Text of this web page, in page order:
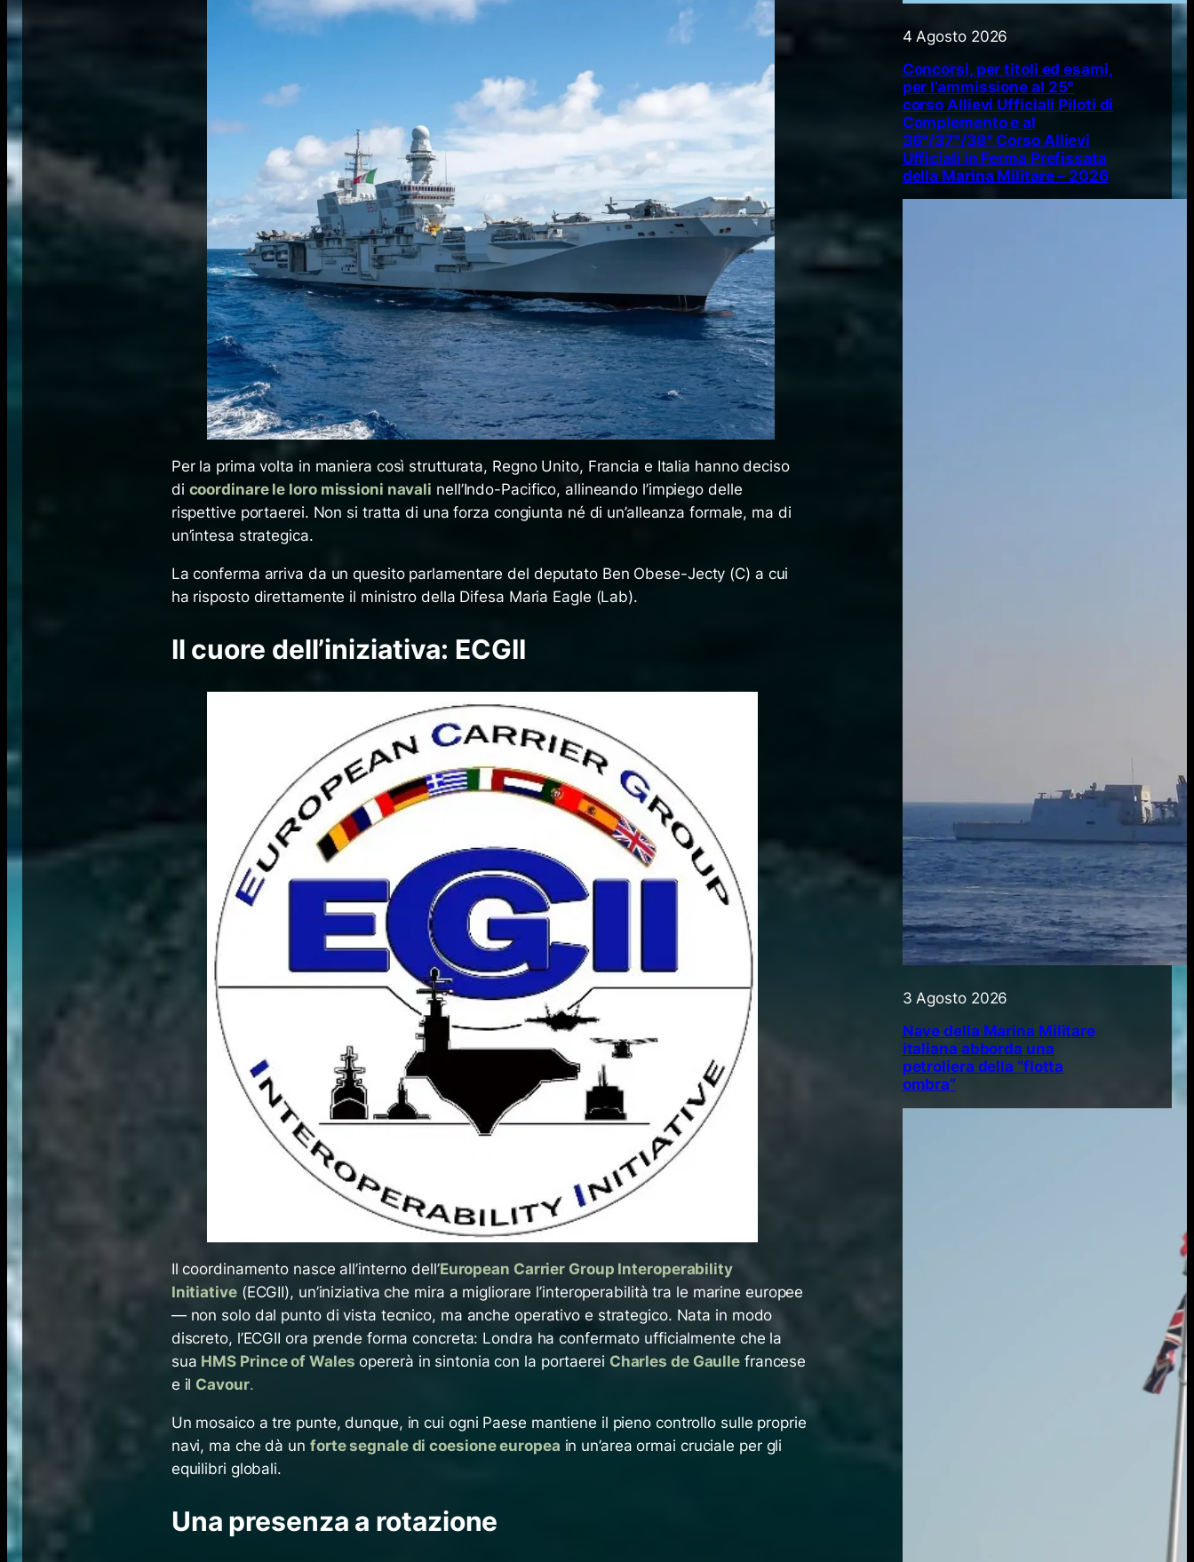
Per la prima volta in maniera così strutturata, Regno Unito, Francia e Italia hanno deciso
di coordinare le loro missioni navali nell’Indo-Pacifico, allineando l’impiego delle
rispettive portaerei. Non si tratta di una forza congiunta né di un’alleanza formale, ma di
un’intesa strategica.
La conferma arriva da un quesito parlamentare del deputato Ben Obese-Jecty (C) a cui
ha risposto direttamente il ministro della Difesa Maria Eagle (Lab).
Il cuore dell’iniziativa: ECGII
Il coordinamento nasce all’interno dell’European Carrier Group Interoperability
Initiative (ECGII), un’iniziativa che mira a migliorare l’interoperabilità tra le marine europee
— non solo dal punto di vista tecnico, ma anche operativo e strategico. Nata in modo
discreto, l’ECGII ora prende forma concreta: Londra ha confermato ufficialmente che la
sua HMS Prince of Wales opererà in sintonia con la portaerei Charles de Gaulle francese
e il Cavour.
Un mosaico a tre punte, dunque, in cui ogni Paese mantiene il pieno controllo sulle proprie
navi, ma che dà un forte segnale di coesione europea in un’area ormai cruciale per gli
equilibri globali.
Una presenza a rotazione
4 Agosto 2026
Concorsi, per titoli ed esami,
per l’ammissione al 25°
corso Allievi Ufficiali Piloti di
Complemento e al
36°/37°/38° Corso Allievi
Ufficiali in Ferma Prefissata
della Marina Militare – 2026
3 Agosto 2026
Nave della Marina Militare
italiana abborda una
petroliera della “flotta
ombra”